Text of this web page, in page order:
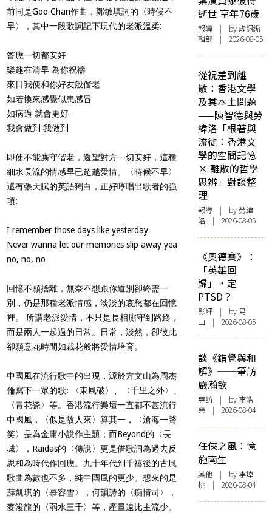
前同是Goo Chan作曲，鄭敏填詞的〈時候不
早〉，其中一段歌詞記下現代的老派溫柔:
答應一切都安好
樂趣在清早 為你祝禱
來日我便和你好友般偕老
如若換來感覺似患感冒
如病過 就會更好
我會做到 我做到
即使不能廝守偕老，還望對方一切安好，這種
細水長流的情感早已超越愛情。〈時候不早〉
還有張天賦的英語獨白，正好哼唱出歌者的強
項:
I remember those days like yesterday
Never wanna let our memories slip away yea
no, no, no
回憶不願捨離，無奈不想跟你道別卻終需一
別，仍是那種老派情感，淡淡的哀愁都在回憶
裡。 所謂老派愛情，不只是長相廝守到路終，
而是兩人一起過的日常。日常，淡然，卻彼此
卻願意花時間如裁花般將愛情培育。
中國風在流行歌中的出現，源於方文山為周杰
倫寫下一眾的歌: 〈東風破〉、〈千里之外〉、
〈青花瓷〉等。香港流行樂壇一直都不甚流行
中國風，〈似是故人來〉算其一，〈滄海一聲
笑〉是為金庸小說作主題；而Beyond的〈長
城〉，Raidas的〈傳說〉更是借歌詞為過去反
思和為時代作回應。九十年代到千禧後的古風
歌曲為數也不多，純中國風的更少。想來的是
薜凱琪的〈慕容雪〉，何韻詩的〈痴情司〉，
麥浚龍的〈弱水三千〉等，產量遠比主流少。
逝世 享年76歲
報導 | by 虛詞編
輯部 | 2026-08-05
從視差到離
散：香港文學
及其本土問題
——陳智德與勞
緯洛「根著與
流徙：香港文
學的空間記憶
× 離散的哲學
思辨」對談整
理
報導 | by 勞緯
洛 | 2026-08-05
《奧德賽》：
「英雄回
歸」，定
PTSD？
影評 | by 易
山 | 2026-08-05
談《錯覺與和
解》──筆訪
嚴瀚欽
專訪 | by 李浩
榮 | 2026-08-04
任俠之風：憶
施南生
其他 | by 李焯
桃 | 2026-08-04